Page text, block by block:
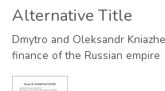
Alternative Title
Dmytro and Oleksandr
finance of the Russian empire